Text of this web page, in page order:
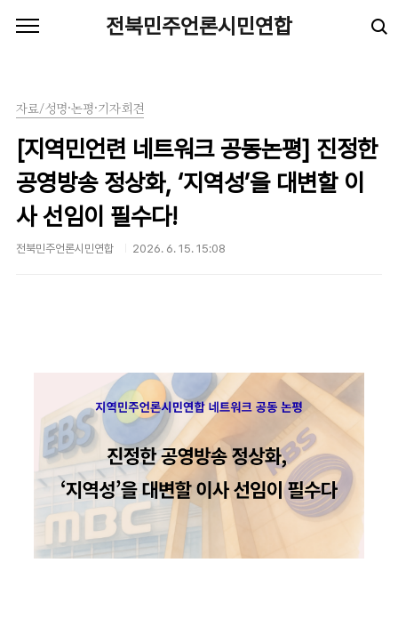
전북민주언론시민연합
자료/성명·논평·기자회견
[지역민언련 네트워크 공동논평] 진정한
공영방송 정상화, ‘지역성’을 대변할 이
사 선임이 필수다!
전북민주언론시민연합 2026. 6. 15. 15:08